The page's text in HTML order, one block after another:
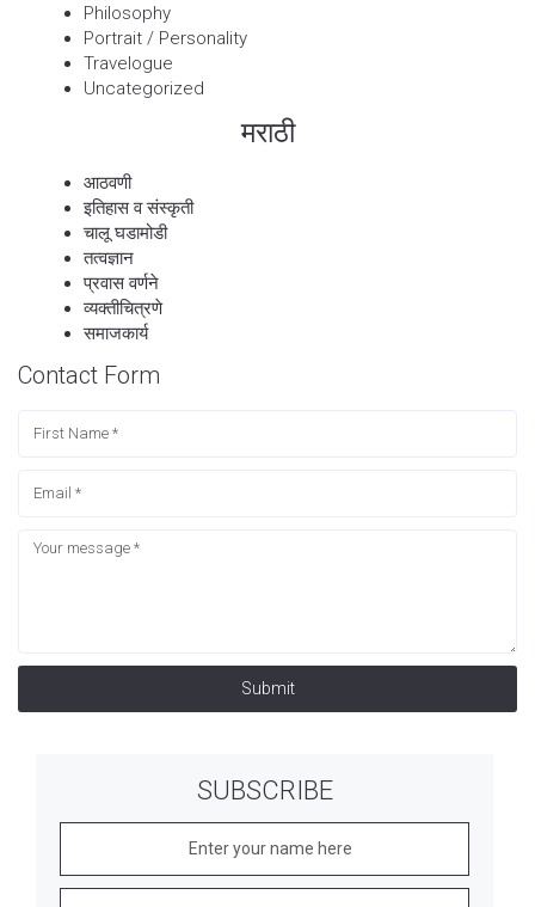
Philosophy
Portrait / Personality
Travelogue
Uncategorized
मराठी
आठवणी
इतिहास व संस्कृती
चालू घडामोडी
तत्वज्ञान
प्रवास वर्णने
व्यक्तीचित्रणे
समाजकार्य
Contact Form
Submit
SUBSCRIBE